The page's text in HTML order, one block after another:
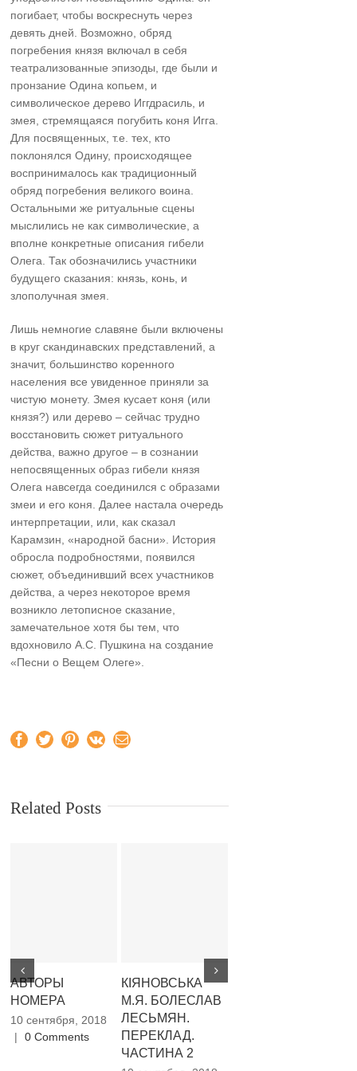
погибает, чтобы воскреснуть через
девять дней. Возможно, обряд
погребения князя включал в себя
театрализованные эпизоды, где были и
пронзание Одина копьем, и
символическое дерево Иггдрасиль, и
змея, стремящаяся погубить коня Игга.
Для посвященных, т.е. тех, кто
поклонялся Одину, происходящее
воспринималось как традиционный
обряд погребения великого воина.
Остальными же ритуальные сцены
мыслились не как символические, а
вполне конкретные описания гибели
Олега. Так обозначились участники
будущего сказания: князь, конь, и
злополучная змея.
Лишь немногие славяне были включены
в круг скандинавских представлений, а
значит, большинство коренного
населения все увиденное приняли за
чистую монету. Змея кусает коня (или
князя?) или дерево – сейчас трудно
восстановить сюжет ритуального
действа, важно другое – в сознании
непосвященных образ гибели князя
Олега навсегда соединился с образами
змеи и его коня. Далее настала очередь
интерпретации, или, как сказал
Карамзин, «народной басни». История
обросла подробностями, появился
сюжет, объединивший всех участников
действа, а через некоторое время
возникло летописное сказание,
замечательное хотя бы тем, что
вдохновило А.С. Пушкина на создание
«Песни о Вещем Олеге».
Facebook
TwitterPinterest
Vk Email
Related Posts
АВТОРЫ
НОМЕРА
10 сентября, 2018
|
0 Comments
КІЯНОВСЬКА
М.Я. БОЛЕСЛАВ
ЛЕСЬМЯН.
ПЕРЕКЛАД.
ЧАСТИНА 2